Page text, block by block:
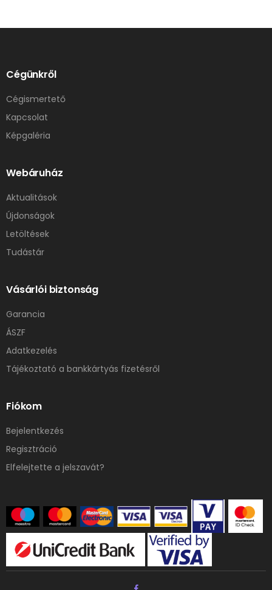
Cégünkről
Cégismertető
Kapcsolat
Képgaléria
Webáruház
Aktualitások
Újdonságok
Letöltések
Tudástár
Vásárlói biztonság
Garancia
ÁSZF
Adatkezelés
Tájékoztató a bankkártyás fizetésről
Fiókom
Bejelentkezés
Regisztráció
Elfelejtette a jelszavát?